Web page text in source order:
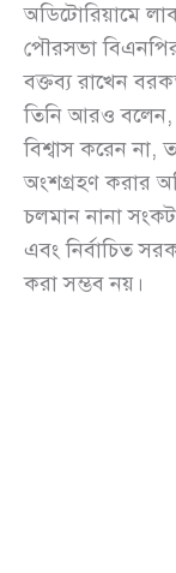
অডিটোরিয়ামে
পৌরসভা বিএনপির
বক্তব্য রাখেন
তিনি আরও বলেন,
বিশ্বাস করেন না,
অংশগ্রহণ করার
চলমান নানা
এবং নির্বাচিত
করা সম্ভব নয়।